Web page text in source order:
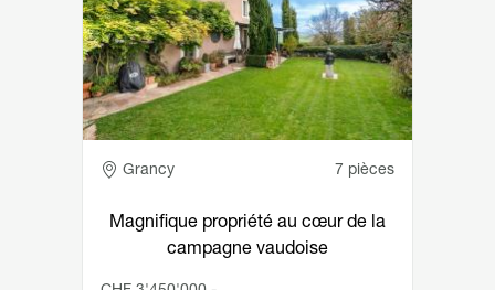
Adresse
Grancy 7 pièces
Magnifique propriété au cœur de la
campagne vaudoise